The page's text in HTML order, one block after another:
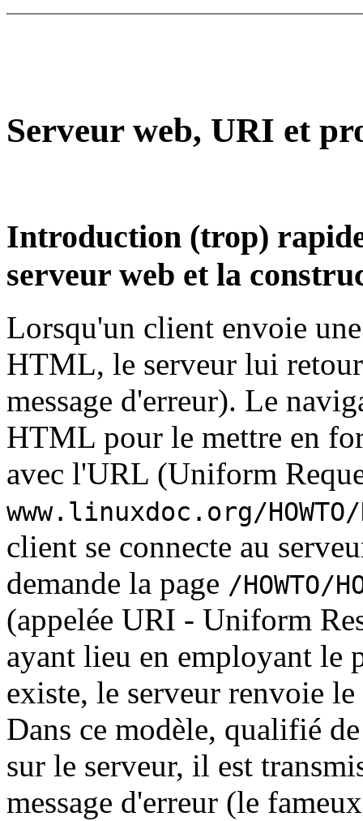
Serveur web, URI et
Introduction (trop)
serveur web et la
Lorsqu'un client envoie
HTML, le serveur lui
message d'erreur). Le
HTML pour le mettre en
avec l'URL (Uniform
www.linuxdoc.org/
client se connecte au
demande la page /HOWTO/
(appelée URI - Uniform
ayant lieu en employant le
existe, le serveur renvoie
Dans ce modèle, qualifié
sur le serveur, il est
message d'erreur (le